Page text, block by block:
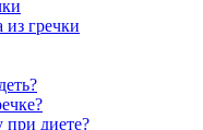
гречки
при диете?